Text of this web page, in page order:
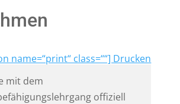
name=“print“ class=““] Drucken
mit dem
offiziell